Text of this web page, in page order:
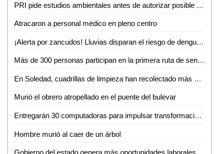
PRI pide estudios ambientales antes de autorizar posible fracking en la Huasteca Potosina
Atracaron a personal médico en pleno centro
¡Alerta por zancudos! Lluvias disparan el riesgo de dengue, zika y chikungunya
Más de 300 personas participan en la primera ruta de senderismo por la reinserción
En Soledad, cuadrillas de limpieza han recolectado más de 10 toneladas de residuos por la fiesta futbolera
Murió el obrero atropellado en el puente del bulevar
Entregarán 30 computadoras para impulsar transformación digital de negocios de la Huasteca
Hombre murió al caer de un árbol